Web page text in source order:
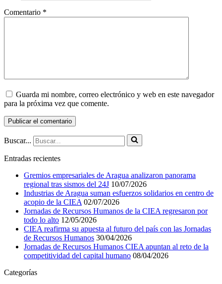
Comentario *
Guarda mi nombre, correo electrónico y web en este navegador
para la próxima vez que comente.
Buscar...
Entradas recientes
Gremios empresariales de Aragua analizaron panorama
regional tras sismos del 24J 10/07/2026
Industrias de Aragua suman esfuerzos solidarios en centro de
acopio de la CIEA 02/07/2026
Jornadas de Recursos Humanos de la CIEA regresaron por
todo lo alto 12/05/2026
CIEA reafirma su apuesta al futuro del país con las Jornadas
de Recursos Humanos 30/04/2026
Jornadas de Recursos Humanos CIEA apuntan al reto de la
competitividad del capital humano 08/04/2026
Categorías